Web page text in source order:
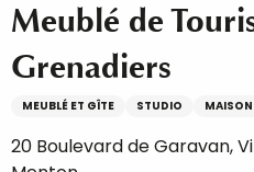
Meublé de
Grenadiers
MEUBLÉ ET GÎTE STUDIO MAISON
20 Boulevard de Garavan,